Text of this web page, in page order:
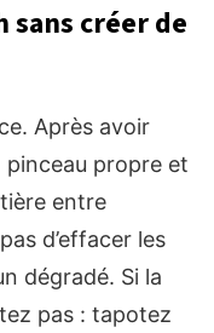
sans créer de
Après avoir
pinceau propre et
entre
d’effacer les
dégradé. Si la
pas : tapotez